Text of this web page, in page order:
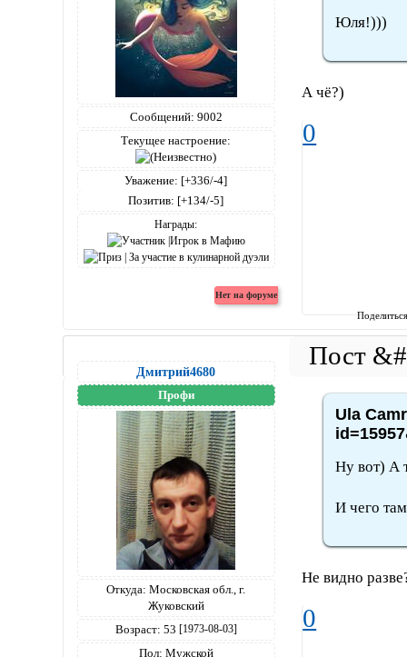
Сообщений: 9002
Текущее настроение:
Уважение: [+336/-4]
Позитив: [+134/-5]
Награды:
Юля!)))
А чё?)
0
Дмитрий4680
Профи
Откуда: Московская обл., г.
Жуковский
Возраст: 53 [1973-08-03]
Пол: Мужской
Ula
Ну вот) А
И чего
Не видно
0